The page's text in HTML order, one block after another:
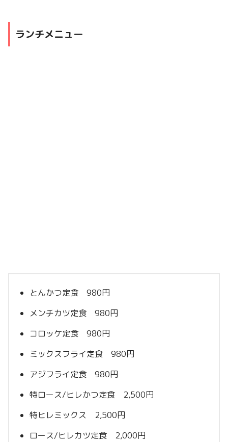
ランチメニュー
とんかつ定食 980円
メンチカツ定食 980円
コロッケ定食 980円
ミックスフライ定食 980円
アジフライ定食 980円
特ロース/ヒレかつ定食 2,500円
特ヒレミックス 2,500円
ロース/ヒレカツ定食 2,000円